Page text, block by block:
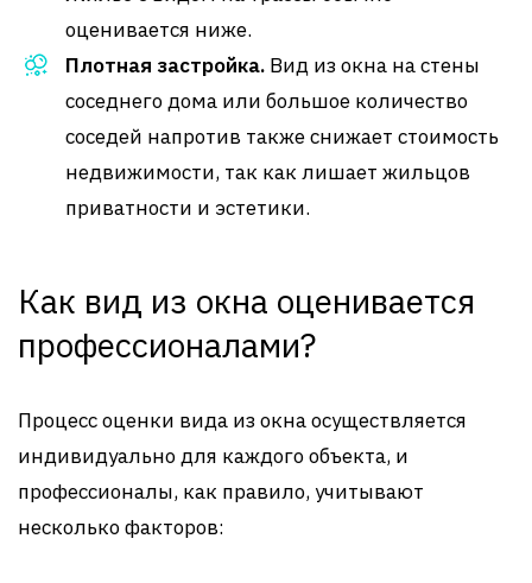
оценивается ниже.
Плотная застройка. Вид из окна на стены
соседнего дома или большое количество
соседей напротив также снижает стоимость
недвижимости, так как лишает жильцов
приватности и эстетики.
Как вид из окна оценивается
профессионалами?
Процесс оценки вида из окна осуществляется
индивидуально для каждого объекта, и
профессионалы, как правило, учитывают
несколько факторов: